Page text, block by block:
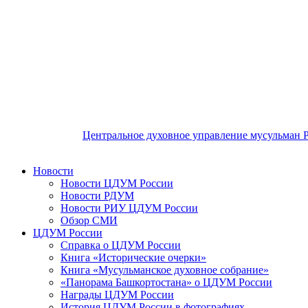
Центральное духовное управление мусульман
Новости
Новости ЦДУМ России
Новости РДУМ
Новости РИУ ЦДУМ России
Обзор СМИ
ЦДУМ России
Справка о ЦДУМ России
Книга «Исторические очерки»
Книга «Мусульманское духовное собрание»
«Панорама Башкортостана» о ЦДУМ России
Награды ЦДУМ России